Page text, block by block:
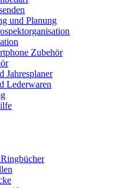
und Planung
Zubehör
Jahresplaner
Lederwaren